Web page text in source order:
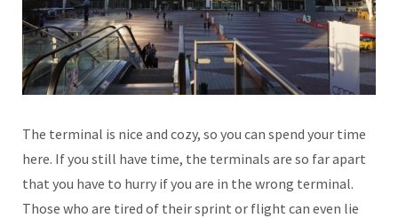
The terminal is nice and cozy, so you can spend your time
here. If you still have time, the terminals are so far apart
that you have to hurry if you are in the wrong terminal.
Those who are tired of their sprint or flight can even lie